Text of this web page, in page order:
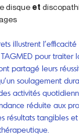
disque et
illustrent
pour traiter
partagé leurs
soulagement
activités
réduite aux
résultats tangibles